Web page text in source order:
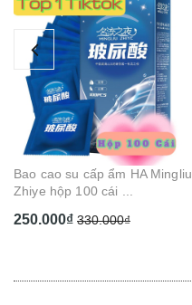
Bao cao su cấp ẩm HA Mingliu
Zhiye hộp 100 cái ...
250.000₫ 330.000₫